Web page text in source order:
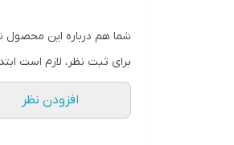
شما هم درباره این محصول
برای ثبت نظر، لازم است
افزودن نظر